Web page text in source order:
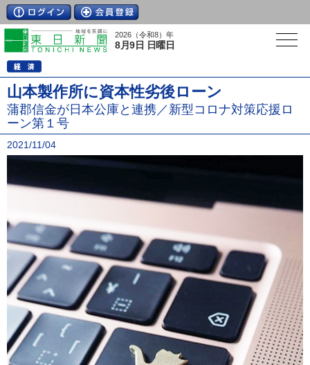
2026（令和8）年
8月9日 日曜日
山本製作所に資本性劣後ローン
蒲郡信金が日本公庫と連携／新型コロナ対策応援ロ
ーン第１号
2021/11/04